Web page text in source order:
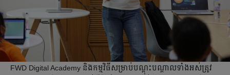
FWD Digital Academy និងកម្មវិធីសម្រាប់បណ្តុះបណ្តាលទាំងអស់ត្រូវ